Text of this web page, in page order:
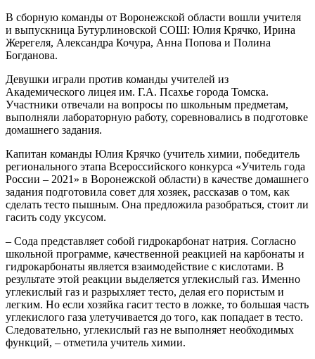
В сборную команды от Воронежской области вошли учителя
и выпускница Бутурлиновской СОШ: Юлия Крячко, Ирина
Жерегеля, Александра Кочура, Анна Попова и Полина
Богданова.
Девушки играли против команды учителей из
Академического лицея им. Г.А. Псахье города Томска.
Участники отвечали на вопросы по школьным предметам,
выполняли лабораторную работу, соревновались в подготовке
домашнего задания.
Капитан команды Юлия Крячко (учитель химии, победитель
регионального этапа Всероссийского конкурса «Учитель года
России – 2021» в Воронежской области) в качестве домашнего
задания подготовила совет для хозяек, рассказав о том, как
сделать тесто пышным. Она предложила разобраться, стоит ли
гасить соду уксусом.
– Сода представляет собой гидрокарбонат натрия. Согласно
школьной программе, качественной реакцией на карбонаты и
гидрокарбонаты является взаимодействие с кислотами. В
результате этой реакции выделяется углекислый газ. Именно
углекислый газ и разрыхляет тесто, делая его пористым и
легким. Но если хозяйка гасит тесто в ложке, то большая часть
углекислого газа улетучивается до того, как попадает в тесто.
Следовательно, углекислый газ не выполняет необходимых
функций, – отметила учитель химии.